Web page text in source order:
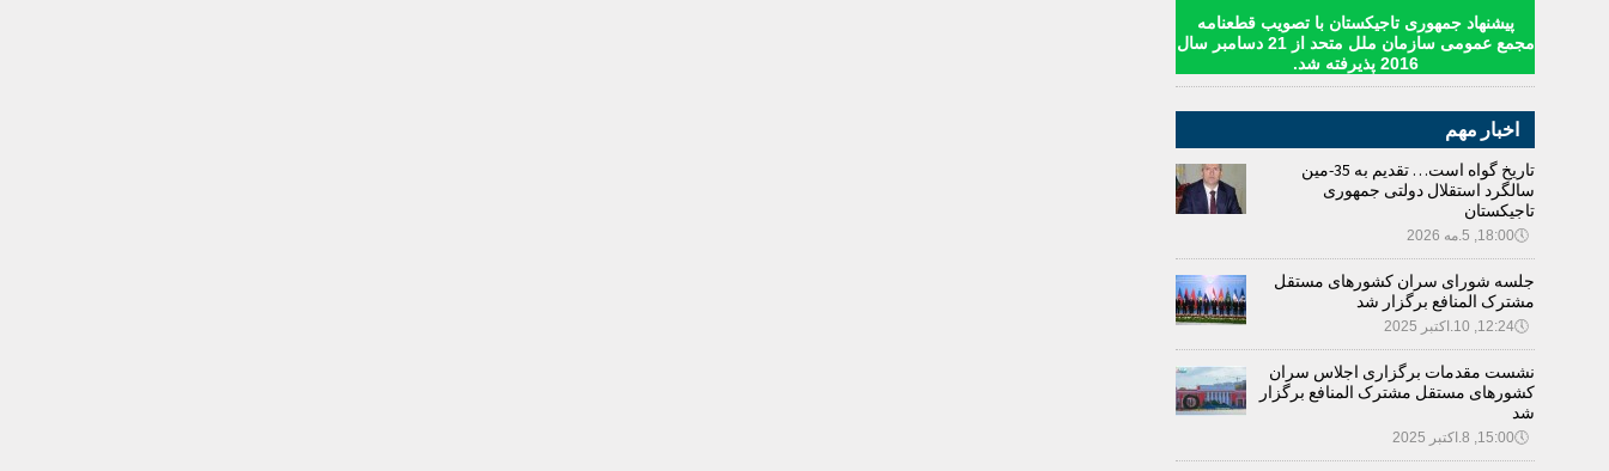
پیشنهاد جمهوری تاجیکستان با تصویب قطعنامه
مجمع عمومی سازمان ملل متحد از 21 دسامبر سال
2016 پذیرفته شد.
اخبار مهم
تاریخ گواه است… تقدیم به 35-مین
سالگرد استقلال دولتی جمهوری
تاجیکستان
🕔18:00, 5.مه 2026
جلسه شورای سران کشورهای مستقل
مشترک المنافع برگزار شد
🕔12:24, 10.اکتبر 2025
نشست مقدمات برگزاری اجلاس سران
کشورهای مستقل مشترک المنافع برگزار
شد
🕔15:00, 8.اکتبر 2025